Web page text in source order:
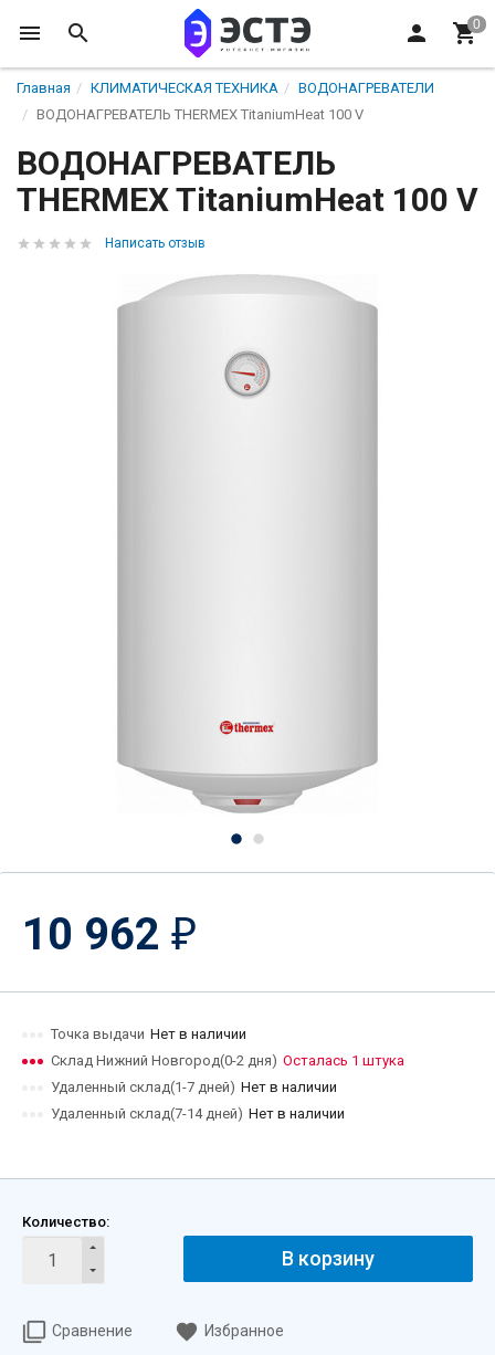
Главная КЛИМАТИЧЕСКАЯ ТЕХНИКА
ВОДОНАГРЕВАТЕЛИ
ВОДОНАГРЕВАТЕЛЬ THERMEX TitaniumHeat 100 V
ВОДОНАГРЕВАТЕЛЬ
THERMEX TitaniumHeat 100 V
Написать отзыв
10 962 ₽
Точка выдачи Нет в наличии
Склад Нижний Новгород(0-2 дня) Осталась 1 штука
Удаленный склад(1-7 дней) Нет в наличии
Удаленный склад(7-14 дней) Нет в наличии
Количество:
В корзину
Сравнение Избранное